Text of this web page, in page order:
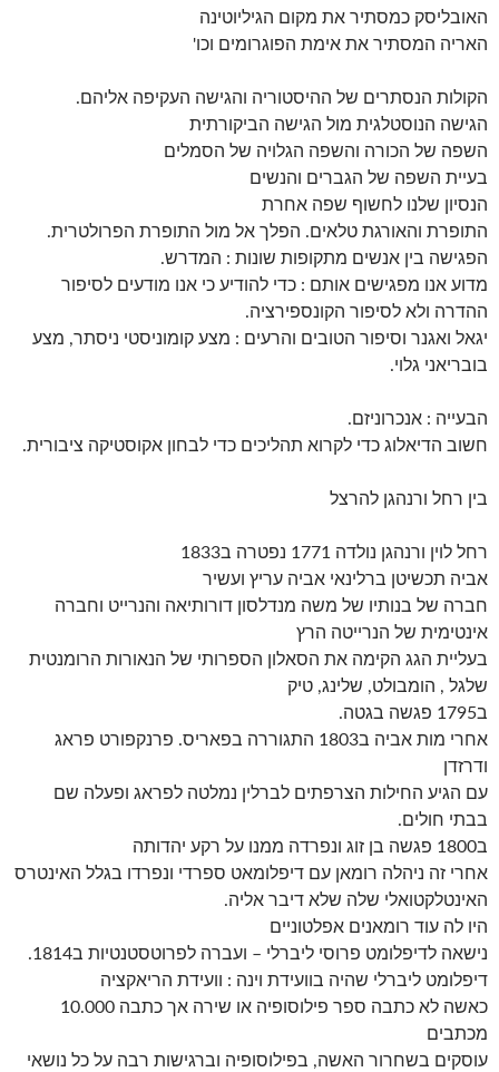
האובליסק כמסתיר את מקום הגיליוטינה
האריה המסתיר את אימת הפוגרומים וכו'
הקולות הנסתרים של ההיסטוריה והגישה העקיפה אליהם.
הגישה הנוסטלגית מול הגישה הביקורתית
השפה של הכורה והשפה הגלויה של הסמלים
בעיית השפה של הגברים והנשים
הנסיון שלנו לחשוף שפה אחרת
התופרת והאורגת טלאים. הפלך אל מול התופרת הפרולטרית.
הפגישה בין אנשים מתקופות שונות : המדרש.
מדוע אנו מפגישים אותם : כדי להודיע כי אנו מודעים לסיפור
ההדרה ולא לסיפור הקונספירציה.
יגאל ואגנר וסיפור הטובים והרעים : מצע קומוניסטי ניסתר, מצע
בובריאני גלוי.
הבעייה : אנכרוניזם.
חשוב הדיאלוג כדי לקרוא תהליכים כדי לבחון אקוסטיקה ציבורית.
בין רחל ורנהגן להרצל
רחל לוין ורנהגן נולדה 1771 נפטרה ב1833
אביה תכשיטן ברלינאי אביה עריץ ועשיר
חברה של בנותיו של משה מנדלסון דורותיאה והנרייט וחברה
אינטימית של הנרייטה הרץ
בעליית הגג הקימה את הסאלון הספרותי של הנאורות הרומנטית
שלגל , הומבולט, שלינג, טיק
ב1795 פגשה בגטה.
אחרי מות אביה ב1803 התגוררה בפאריס. פרנקפורט פראג
ודרזדן
עם הגיע החילות הצרפתים לברלין נמלטה לפראג ופעלה שם
בבתי חולים.
ב1800 פגשה בן זוג ונפרדה ממנו על רקע יהדותה
אחרי זה ניהלה רומאן עם דיפלומאט ספרדי ונפרדו בגלל האינטרס
האינטלקטואלי שלה שלא דיבר אליה.
היו לה עוד רומאנים אפלטוניים
נישאה לדיפלומט פרוסי ליברלי – ועברה לפרוטסטנטיות ב1814.
דיפלומט ליברלי שהיה בוועידת וינה : וועידת הריאקציה
כאשה לא כתבה ספר פילוסופיה או שירה אך כתבה 10.000
מכתבים
עוסקים בשחרור האשה, בפילוסופיה וברגישות רבה על כל נושאי